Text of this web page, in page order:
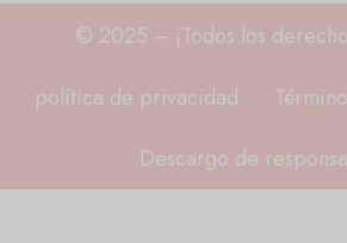
© 2025 – ¡Todos los
política de privacidad
Descargo de